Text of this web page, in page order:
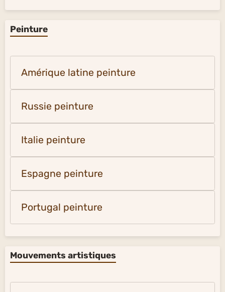
Peinture
Amérique latine peinture
Russie peinture
Italie peinture
Espagne peinture
Portugal peinture
Mouvements artistiques